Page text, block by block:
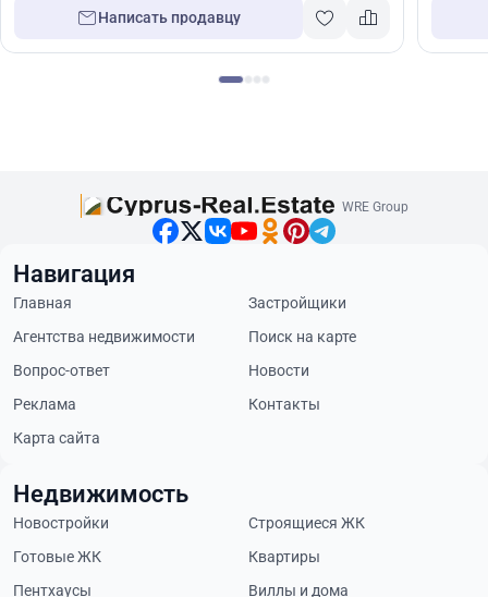
Написать продавцу
WRE Group
Навигация
Главная
Застройщики
Агентства недвижимости
Поиск на карте
Вопрос-ответ
Новости
Реклама
Контакты
Карта сайта
Недвижимость
Новостройки
Строящиеся ЖК
Готовые ЖК
Квартиры
Пентхаусы
Виллы и дома